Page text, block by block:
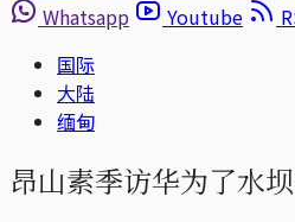
Whatsapp
Youtube
国际
大陆
缅甸
昂山素季访华为了水